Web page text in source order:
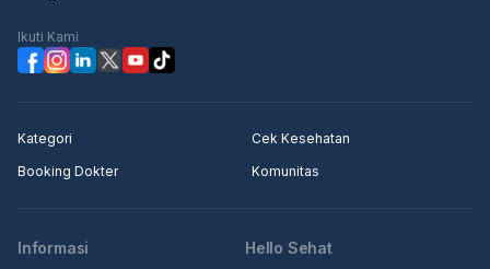
Ikuti Kami
Kategori
Cek Kesehatan
Booking Dokter
Komunitas
Informasi Hello Sehat